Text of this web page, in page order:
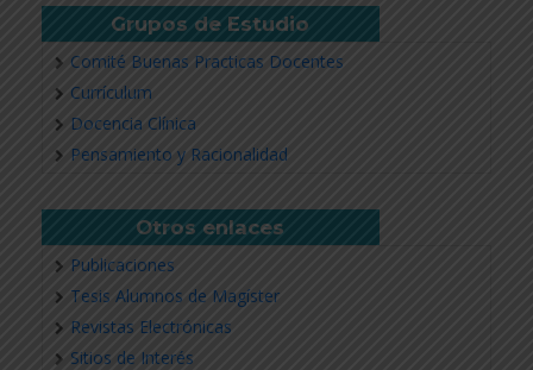
Grupos de Estudio
Comité Buenas Practicas Docentes
Currículum
Docencia Clínica
Pensamiento y Racionalidad
Otros enlaces
Publicaciones
Tesis Alumnos de Magíster
Revistas Electrónicas
Sitios de Interés